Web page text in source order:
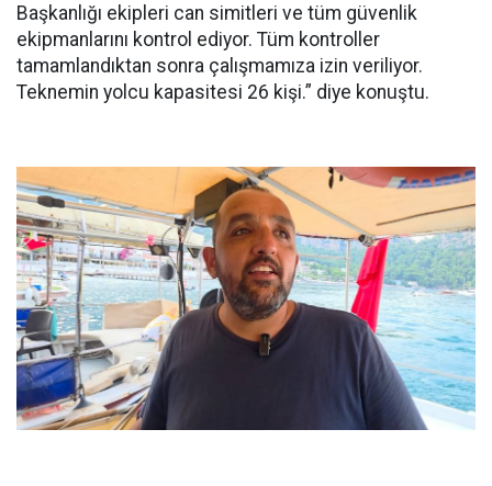
Başkanlığı ekipleri can simitleri ve tüm güvenlik
ekipmanlarını kontrol ediyor. Tüm kontroller
tamamlandıktan sonra çalışmamıza izin veriliyor.
Teknemin yolcu kapasitesi 26 kişi.” diye konuştu.